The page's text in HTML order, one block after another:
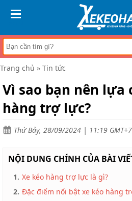
Trang
chủ
Xe
đẩy
hàng
Xe
tay
Bánh
xe
đẩy
tức
Liên
Trang chủ » Tin tức
Vì sao bạn nên lựa
hàng trợ lực?
Thứ Bảy, 28/09/2024 | 11:19 GMT+7
NỘI DUNG CHÍNH CỦA BÀI
1. Xe kéo hàng trợ lực là gì?
2. Đặc điểm nổi bật xe kéo hàng